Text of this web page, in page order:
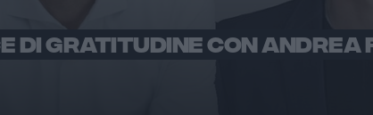
DI GRATITUDINE CON ANDREA